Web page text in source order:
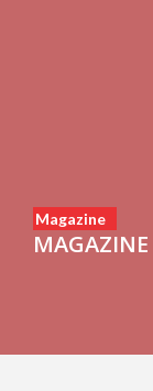
Magazine